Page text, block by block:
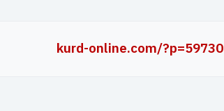
kurd-online.com/?p=59730